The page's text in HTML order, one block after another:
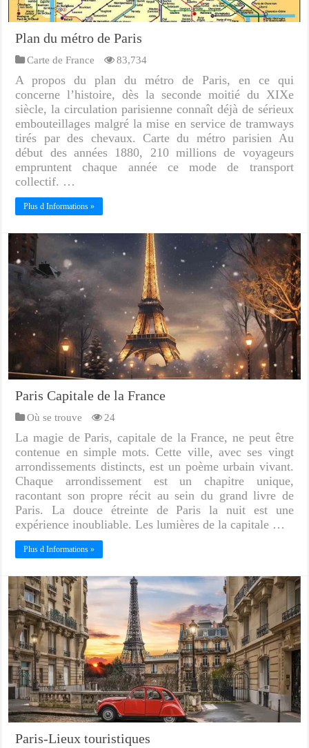
Plan du métro de Paris
Carte de France 83,734
A propos du plan du métro de Paris, en ce qui
concerne l’histoire, dès la seconde moitié du XIXe
siècle, la circulation parisienne connaît déjà de sérieux
embouteillages malgré la mise en service de tramways
tirés par des chevaux. Carte du métro parisien Au
début des années 1880, 210 millions de voyageurs
empruntent chaque année ce mode de transport
collectif. …
Plus d Informations »
Paris Capitale de la France
Où se trouve 24
La magie de Paris, capitale de la France, ne peut être
contenue en simple mots. Cette ville, avec ses vingt
arrondissements distincts, est un poème urbain vivant.
Chaque arrondissement est un chapitre unique,
racontant son propre récit au sein du grand livre de
Paris. La douce étreinte de Paris la nuit est une
expérience inoubliable. Les lumières de la capitale …
Plus d Informations »
Paris-Lieux touristiques